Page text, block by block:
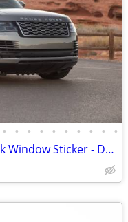
• • • • • • • • • •
2019 Range Rover Full Size - $130k Window Sticker - Dealer Serviced